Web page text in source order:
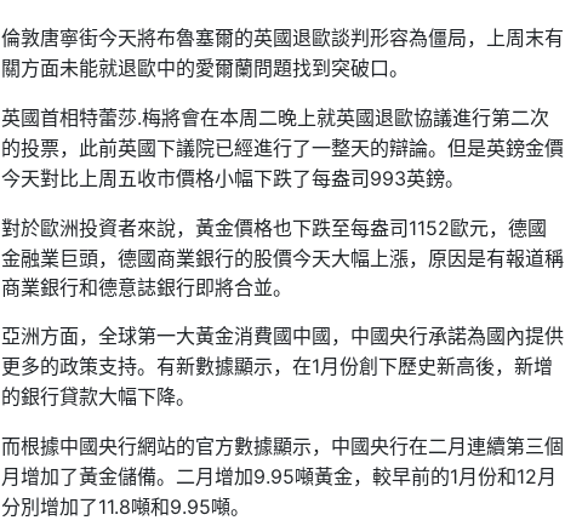
倫敦唐寧街今天將布魯塞爾的英國退歐談判形容為僵局，上周末有
關方面未能就退歐中的愛爾蘭問題找到突破口。
英國首相特蕾莎.梅將會在本周二晚上就英國退歐協議進行第二次
的投票，此前英國下議院已經進行了一整天的辯論。但是英鎊金價
今天對比上周五收市價格小幅下跌了每盎司 993英鎊。
對於歐洲投資者來說，黃金價格也下跌至每盎司 1152歐元，德國
金融業巨頭，德國商業銀行的股價今天大幅上漲，原因是有報道稱
商業銀行和德意誌銀行即將合並。
亞洲方面，全球第一大黃金消費國中國，中國央行承諾為國內提供
更多的政策支持。有新數據顯示，在1月份創下歷史新高後，新增
的銀行貸款大幅下降。
而根據中國央行網站的官方數據顯示，中國央行在二月連續第三個
月增加了黃金儲備。二月增加9.95噸黃金，較早前的1月份和12月
分別增加了11.8噸和9.95噸。